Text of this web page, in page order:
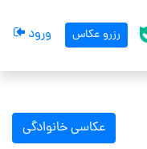
رزرو عکاس ورود
عکاسی خانوادگی